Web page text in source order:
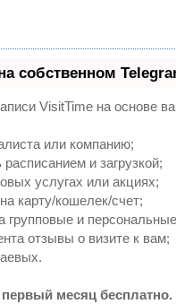
собственном
VisitTime на основе
или компанию;
и загрузкой;
услугах или акциях;
карту/кошелек/счет;
групповые и
отзывы о визите к вам;
месяц бесплатно.